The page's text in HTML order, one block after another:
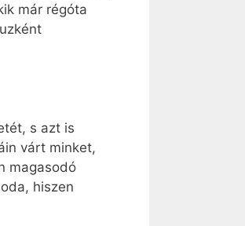
már régóta
s azt is
várt minket,
magasodó
hiszen